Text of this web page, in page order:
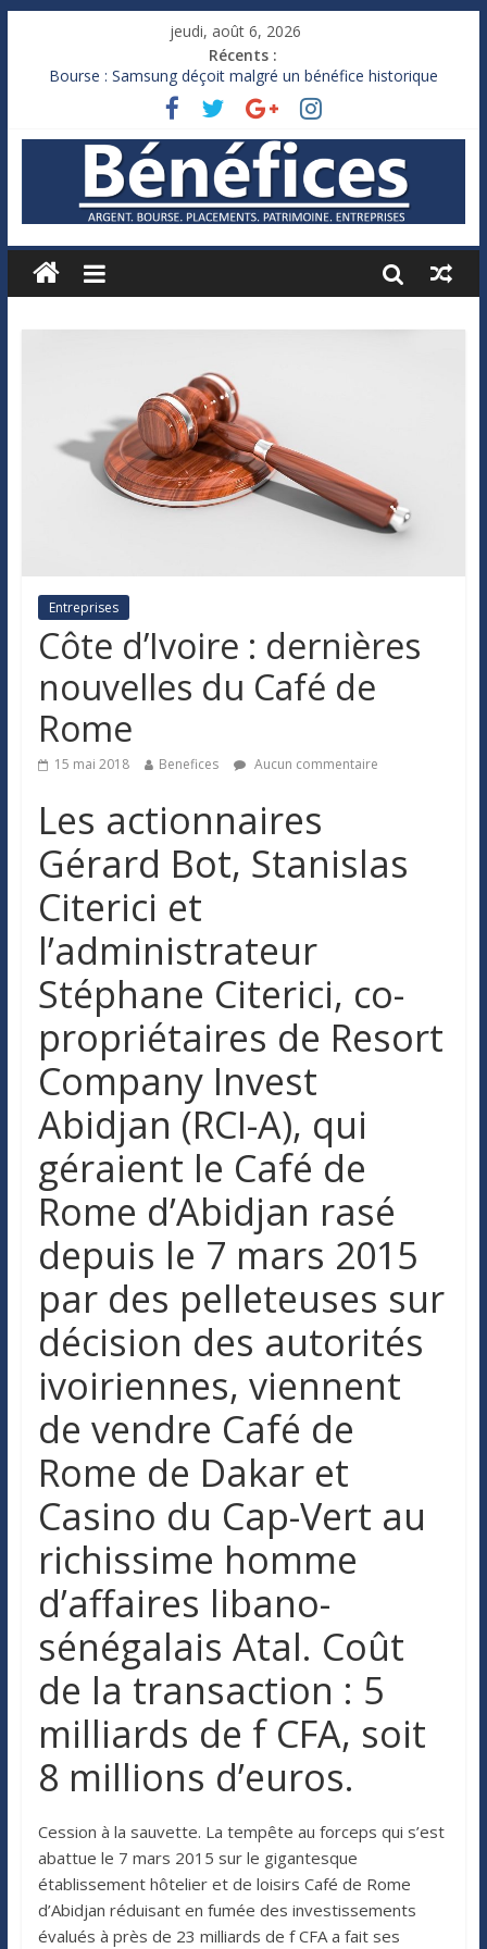
jeudi, août 6, 2026
Récents :
Bourse : Samsung déçoit malgré un bénéfice historique
Royaume-Uni : Andy Burnham recule sur l’impôt
Xavier Niel, le milliardaire qui ne touche presque rien
Ruée des fortunes russes vers l’étranger
France : le logement mis à l’épreuve par la chaleur
Entreprises
Côte d’Ivoire : dernières
nouvelles du Café de
Rome
15 mai 2018 Benefices Aucun commentaire
Les actionnaires
Gérard Bot, Stanislas
Citerici et
l’administrateur
Stéphane Citerici, co-
propriétaires de Resort
Company Invest
Abidjan (RCI-A), qui
géraient le Café de
Rome d’Abidjan rasé
depuis le 7 mars 2015
par des pelleteuses sur
décision des autorités
ivoiriennes, viennent
de vendre Café de
Rome de Dakar et
Casino du Cap-Vert au
richissime homme
d’affaires libano-
sénégalais Atal. Coût
de la transaction : 5
milliards de f CFA, soit
8 millions d’euros.
Cession à la sauvette. La tempête au forceps qui s’est
abattue le 7 mars 2015 sur le gigantesque
établissement hôtelier et de loisirs Café de Rome
d’Abidjan réduisant en fumée des investissements
évalués à près de 23 milliards de f CFA a fait ses